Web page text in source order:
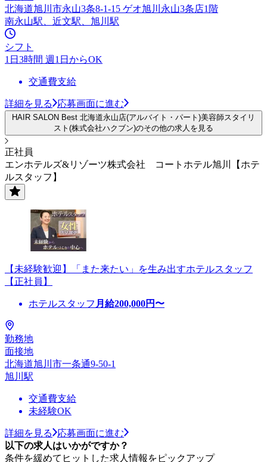
北海道旭川市永山3条8-1-15 ゲオ旭川永山3条店1階
南永山駅、近文駅、旭川駅
シフト
1日3時間 週1日からOK
交通費支給
詳細を見る 応募画面に進む
HAIR SALON Best 北海道永山店(アルバイト・パート)美容師スタイリ
スト(株式会社ハクブン)のその他の求人を見る
正社員
エンホテルズ&リゾーツ株式会社 コートホテル旭川【ホテ
ルスタッフ】
【未経験歓迎】「また来たい」を生み出すホテルスタッフ
【正社員】
ホテルスタッフ 月給200,000円〜
勤務地
面接地
北海道旭川市一条通9-50-1
旭川駅
交通費支給
未経験OK
詳細を見る
応募画面に進む
以下の求人はいかがですか？
条件を緩めてヒットした求人情報をピックアップ